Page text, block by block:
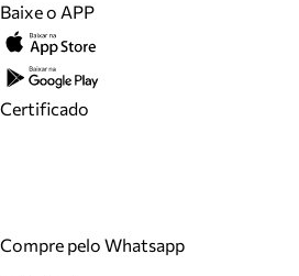
Baixe o APP
Certificado
Compre pelo Whatsapp